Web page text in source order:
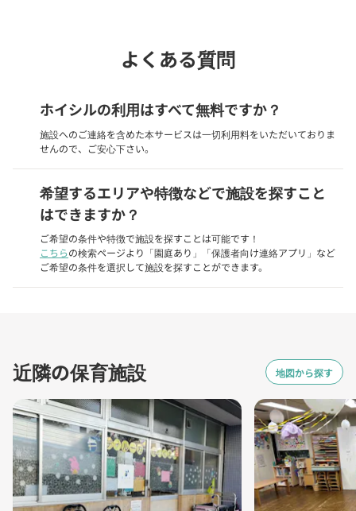
よくある質問
ホイシルの利用はすべて無料ですか？
施設へのご連絡を含めた本サービスは一切利用料をいただいておりま
せんので、ご安心下さい。
希望するエリアや特徴などで施設を探すこと
はできますか？
ご希望の条件や特徴で施設を探すことは可能です！
こちらの検索ページより「園庭あり」「保護者向け連絡アプリ」など
ご希望の条件を選択して施設を探すことができます。
近隣の保育施設 地図から探す